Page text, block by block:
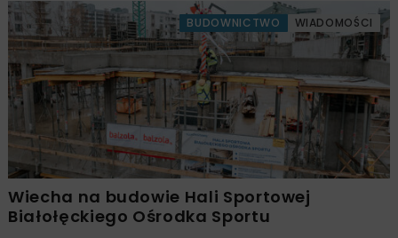
BUDOWNICTWO WIADOMOŚCI
Wiecha na budowie Hali Sportowej
Białołęckiego Ośrodka Sportu